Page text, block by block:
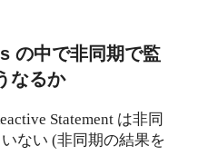
の中で非同期で監
なるか
Statement は非同
ない (非同期の結果を